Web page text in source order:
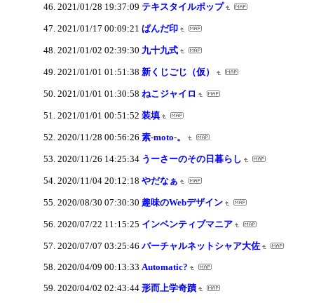
2021/01/28 19:37:09 テキスタイルポップ
2021/01/17 00:09:21 ぱんだ印
2021/01/02 02:39:30 九十九式
2021/01/01 01:51:38 新くじごじ（仮）
2021/01/01 01:30:58 ねこジャイロ
2021/01/01 00:51:52 装填
2020/11/28 00:56:26 素-moto-。
2020/11/26 14:25:34 うーさーのその日暮らし
2020/11/04 20:12:18 やだなぁ
2020/08/30 07:30:30 趣味のWebデザイン
2020/07/22 11:15:25 インベンティブマニア
2020/07/07 03:25:46 バーチャルネットシャア大佐
2020/04/09 00:13:33 Automatic?
2020/04/02 02:43:44 形而上学奇蹟